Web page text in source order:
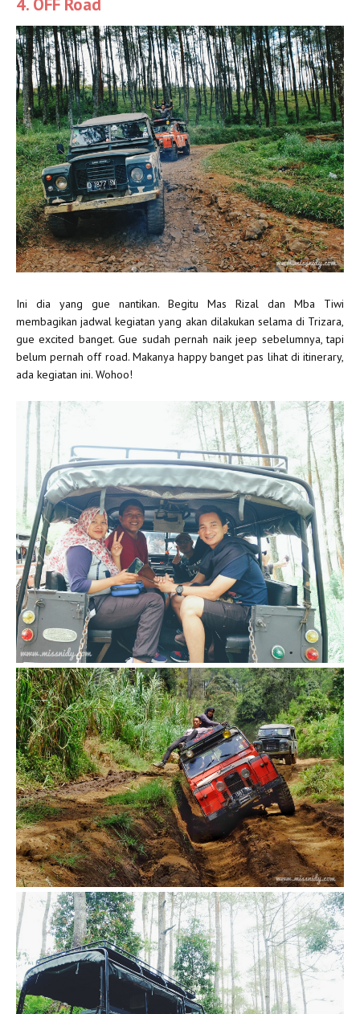
4. OFF Road
Ini dia yang gue nantikan. Begitu Mas Rizal dan Mba Tiwi
membagikan jadwal kegiatan yang akan dilakukan selama di Trizara,
gue excited banget. Gue sudah pernah naik jeep sebelumnya, tapi
belum pernah off road. Makanya happy banget pas lihat di itinerary,
ada kegiatan ini. Wohoo!